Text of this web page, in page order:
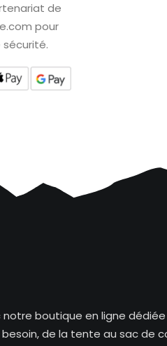
de
pour
notre boutique en ligne
de la tente au sac de